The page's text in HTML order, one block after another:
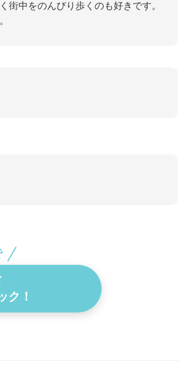
街中をのんびり歩くのも好きです。
ク！